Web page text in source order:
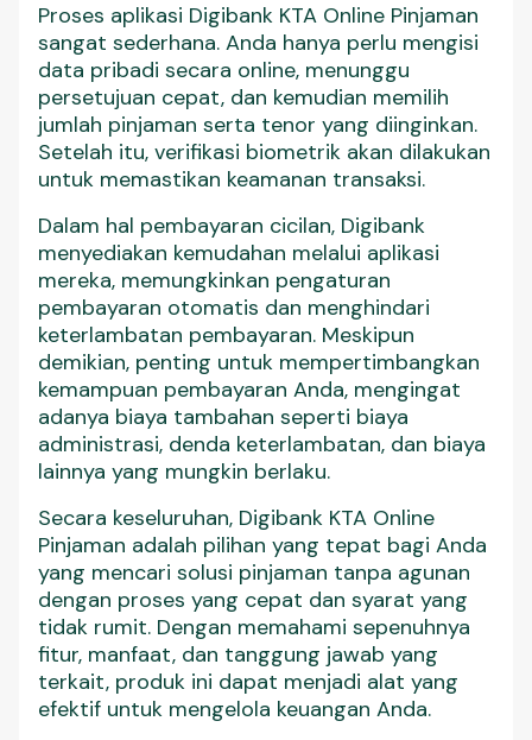
Proses aplikasi Digibank KTA Online Pinjaman
sangat sederhana. Anda hanya perlu mengisi
data pribadi secara online, menunggu
persetujuan cepat, dan kemudian memilih
jumlah pinjaman serta tenor yang diinginkan.
Setelah itu, verifikasi biometrik akan dilakukan
untuk memastikan keamanan transaksi.
Dalam hal pembayaran cicilan, Digibank
menyediakan kemudahan melalui aplikasi
mereka, memungkinkan pengaturan
pembayaran otomatis dan menghindari
keterlambatan pembayaran. Meskipun
demikian, penting untuk mempertimbangkan
kemampuan pembayaran Anda, mengingat
adanya biaya tambahan seperti biaya
administrasi, denda keterlambatan, dan biaya
lainnya yang mungkin berlaku.
Secara keseluruhan, Digibank KTA Online
Pinjaman adalah pilihan yang tepat bagi Anda
yang mencari solusi pinjaman tanpa agunan
dengan proses yang cepat dan syarat yang
tidak rumit. Dengan memahami sepenuhnya
fitur, manfaat, dan tanggung jawab yang
terkait, produk ini dapat menjadi alat yang
efektif untuk mengelola keuangan Anda.